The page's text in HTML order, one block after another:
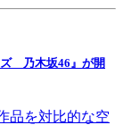
ズ 乃木坂46』が開
品を対比的な空